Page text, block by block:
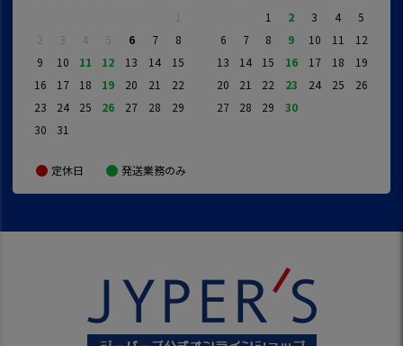
1
2
3 4 5 6 7
8
9
10 11 12 13 14
15
16
17 18 19 20 21
22
23
24 25 26 27 28
29
30
31
1 2 3 4
5
6
7 8 9 10 11
12
13
14 15 16 17 18
19
20
21 22 23 24 25
26
27
28 29 30
定休日 発送業務のみ